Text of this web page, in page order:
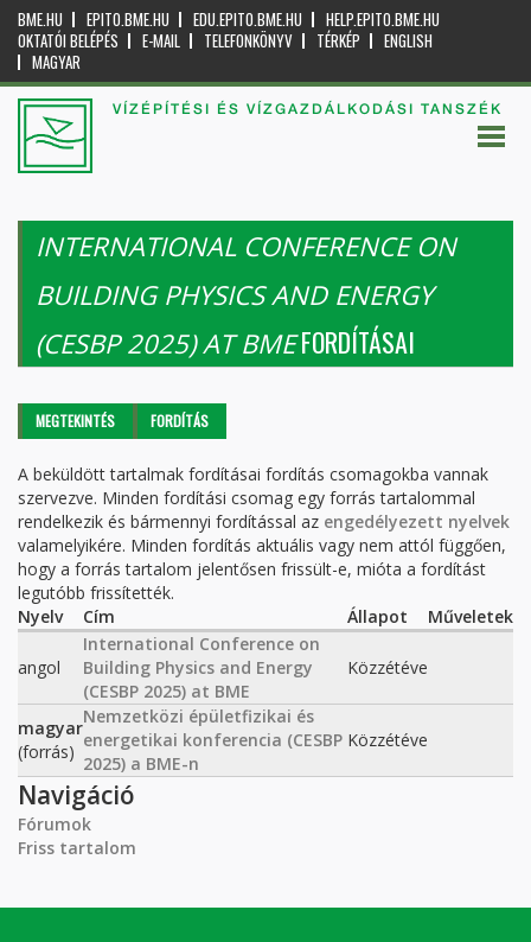
BME.HU EPITO.BME.HU EDU.EPITO.BME.HU
HELP.EPITO.BME.HU
OKTATÓI BELÉPÉS
E-MAIL TELEFONKÖNYV TÉRKÉP
ENGLISH
MAGYAR
VÍZÉPÍTÉSI ÉS VÍZGAZDÁLKODÁSI TANSZÉK
INTERNATIONAL CONFERENCE ON
BUILDING PHYSICS AND ENERGY
(CESBP 2025) AT BMEFORDÍTÁSAI
Elsődleges fülek
MEGTEKINTÉS FORDÍTÁS
A beküldött tartalmak fordításai fordítás csomagokba vannak
szervezve. Minden fordítási csomag egy forrás tartalommal
rendelkezik és bármennyi fordítással az engedélyezett nyelvek
valamelyikére. Minden fordítás aktuális vagy nem attól függően,
hogy a forrás tartalom jelentősen frissült-e, mióta a fordítást
legutóbb frissítették.
Nyelv
Cím Állapot Műveletek
angol
International Conference on
Building Physics and Energy
(CESBP 2025) at BME
Közzétéve
magyar
(forrás)
Nemzetközi épületfizikai és
energetikai konferencia (CESBP
2025) a BME-n
Közzétéve
Navigáció
Fórumok
Friss tartalom